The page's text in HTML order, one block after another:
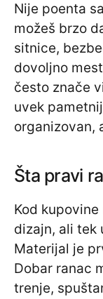
Nije poenta
možeš brzo
sitnice,
dovoljno
često znače
uvek
organizovan,
Šta pravi
Kod
dizajn, ali tek
Materijal je
Dobar ranac
trenje,